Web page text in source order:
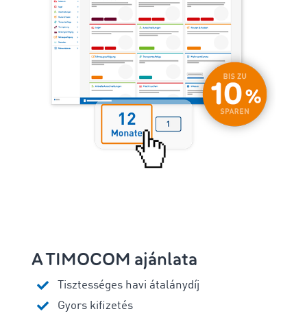
A TIMOCOM ajánlata
Tisztességes havi átalánydíj
Gyors kifizetés